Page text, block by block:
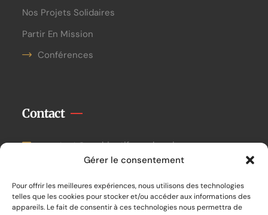
Gérer le consentement
Pour offrir les meilleures expériences, nous utilisons des technologies
telles que les cookies pour stocker et/ou accéder aux informations des
appareils. Le fait de consentir à ces technologies nous permettra de
Nos Projets Solidaires
Partir En Mission
Conférences
Contact
contact@unobjectifpourdemain.org
06.21.20.80.19
Siège social :
33 bis rue de Mouras – 33470 Le Teich